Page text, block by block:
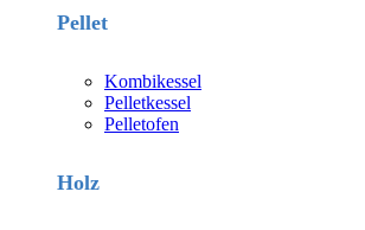
Pellet
Kombikessel
Pelletkessel
Pelletofen
Holz